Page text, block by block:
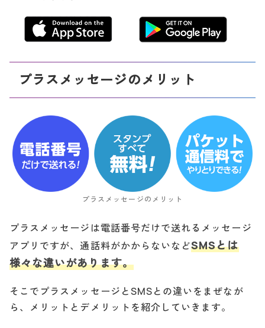
プラスメッセージのメリット
プラスメッセージのメリット
プラスメッセージは電話番号だけで送れるメッセージ
アプリですが、通話料がかからないなどSMSとは
様々な違いがあります。
そこでプラスメッセージとSMSとの違いをまぜなが
ら、メリットとデメリットを紹介していきます。